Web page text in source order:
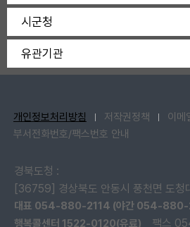
시군청
유관기관
개인정보처리방침 저작권정책
이메
부서전화번호/팩스번호 안내
경북도청 :
[36759] 경상북도 안동시 풍천면 도청
대표 054-880-2114 (야간 054-
행복콜센터 1522-0120(유료)
팩스